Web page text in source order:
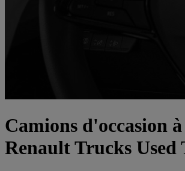
Camions d'occasion
Renault Trucks Used